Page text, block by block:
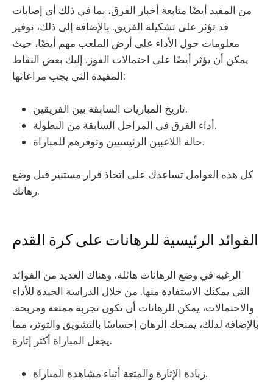
من المفيد أيضًا متابعة أخبار الفرق، بما في ذلك أي إصابات
قد تؤثر على تشكيلة الفريق. بالإضافة إلى ذلك، توفير
معلومات حول الأداء على أرض الملعب مهم أيضًا، حيث
يمكن أن يؤثر أيضًا على احتمالات الفوز. إليك بعض النقاط
المفيدة التي يجب مراعاتها:
تاريخ المباريات السابقة بين الفريقين.
أداء الفرق في المراحل السابقة من البطولة.
حالة اللاعبين الرئيسيين وتوفرهم للمباراة.
كل هذه العوامل تساعدك على اتخاذ قرار مستنير قبل وضع
رهانك.
الفوائد الرئيسية للرهانات على كرة القدم
الرغبة في وضع الرهانات هائلة، وهناك العديد من الفوائد
التي يمكنك الاستفادة منها. من خلال الدراسة الجيدة للأداء
والاحتمالات، يمكن للرهانات أن تكون تجربة ممتعة ومربحة.
بالإضافة لذلك، يمنحك الرهان إحساسًا بالتشويق والتوتر، مما
يجعل المباراة أكثر إثارة.
زيادة الإثارة والمتعة أثناء مشاهدة المباراة.